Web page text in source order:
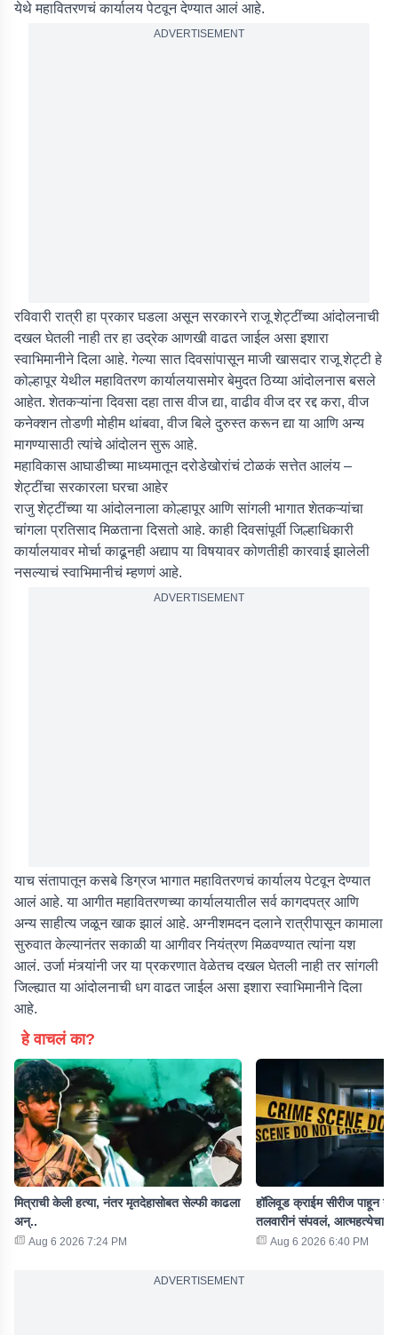
येथे महावितरणचं कार्यालय पेटवून देण्यात आलं आहे.
ADVERTISEMENT
रविवारी रात्री हा प्रकार घडला असून सरकारने राजू शेट्टींच्या आंदोलनाची
दखल घेतली नाही तर हा उद्रेक आणखी वाढत जाईल असा इशारा
स्वाभिमानीने दिला आहे. गेल्या सात दिवसांपासून माजी खासदार राजू शेट्टी हे
कोल्हापूर येथील महावितरण कार्यालयासमोर बेमुदत ठिय्या आंदोलनास बसले
आहेत. शेतकऱ्यांना दिवसा दहा तास वीज द्या, वाढीव वीज दर रद्द करा, वीज
कनेक्शन तोडणी मोहीम थांबवा, वीज बिले दुरुस्त करून द्या या आणि अन्य
मागण्यासाठी त्यांचे आंदोलन सुरू आहे.
महाविकास आघाडीच्या माध्यमातून दरोडेखोरांचं टोळकं सत्तेत आलंय –
शेट्टींचा सरकारला घरचा आहेर
राजु शेट्टींच्या या आंदोलनाला कोल्हापूर आणि सांगली भागात शेतकऱ्यांचा
चांगला प्रतिसाद मिळताना दिसतो आहे. काही दिवसांपूर्वी जिल्हाधिकारी
कार्यालयावर मोर्चा काढूनही अद्याप या विषयावर कोणतीही कारवाई झालेली
नसल्याचं स्वाभिमानीचं म्हणणं आहे.
ADVERTISEMENT
याच संतापातून कसबे डिग्रज भागात महावितरणचं कार्यालय पेटवून देण्यात
आलं आहे. या आगीत महावितरणच्या कार्यालयातील सर्व कागदपत्र आणि
अन्य साहीत्य जळून खाक झालं आहे. अग्नीशमदन दलाने रात्रीपासून कामाला
सुरुवात केल्यानंतर सकाळी या आगीवर नियंत्रण मिळवण्यात त्यांना यश
आलं. उर्जा मंत्र्यांनी जर या प्रकरणात वेळेतच दखल घेतली नाही तर सांगली
जिल्ह्यात या आंदोलनाची धग वाढत जाईल असा इशारा स्वाभिमानीने दिला
आहे.
हे वाचलं का?
मित्राची केली हत्या, नंतर मृतदेहासोबत सेल्फी काढला
अन्..
Aug 6 2026 7:24 PM
हॉलिवूड क्राईम सीरीज पाहून
तलवारीनं संपवलं, आत्महत्येचा
Aug 6 2026 6:40 PM
ADVERTISEMENT